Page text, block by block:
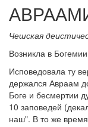
Галерея
Ссылки
Религиозные
10 августа
Чешская
Возникла в
Исповедовала ту
держался Авраам
Боге и бесмертии
10 заповедей
наш". В то же